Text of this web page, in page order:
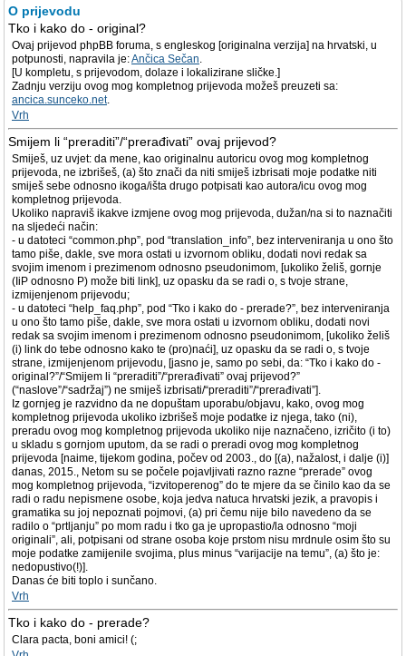
O prijevodu
Tko i kako do - original?
Ovaj prijevod phpBB foruma, s engleskog [originalna verzija] na hrvatski, u
potpunosti, napravila je:Ančica Sečan.
[U kompletu, s prijevodom, dolaze i lokalizirane sličke.]
Zadnju verziju ovog mog kompletnog prijevoda možeš preuzeti sa:
ancica.sunceko.net.
Vrh
Smijem li “preraditi”/“prerađivati” ovaj prijevod?
Smiješ, uz uvjet: da mene, kao originalnu autoricu ovog mog kompletnog
prijevoda, ne izbrišeš, (a) što znači da niti smiješ izbrisati moje podatke niti
smiješ sebe odnosno ikoga/išta drugo potpisati kao autora/icu ovog mog
kompletnog prijevoda.
Ukoliko napraviš ikakve izmjene ovog mog prijevoda, dužan/na si to naznačiti
na sljedeći način:
- u datoteci “common.php”, pod “translation_info”, bez interveniranja u ono što
tamo piše, dakle, sve mora ostati u izvornom obliku, dodati novi redak sa
svojim imenom i prezimenom odnosno pseudonimom, [ukoliko želiš, gornje
(IiP odnosno P) može biti link], uz opasku da se radi o, s tvoje strane,
izmijenjenom prijevodu;
- u datoteci “help_faq.php”, pod “Tko i kako do - prerade?”, bez interveniranja
u ono što tamo piše, dakle, sve mora ostati u izvornom obliku, dodati novi
redak sa svojim imenom i prezimenom odnosno pseudonimom, [ukoliko želiš
(i) link do tebe odnosno kako te (pro)naći], uz opasku da se radi o, s tvoje
strane, izmijenjenom prijevodu, [jasno je, samo po sebi, da: “Tko i kako do -
original?”/“Smijem li “preraditi”/“prerađivati” ovaj prijevod?”
(“naslove”/“sadržaj”) ne smiješ izbrisati/“preraditi”/“prerađivati”].
Iz gornjeg je razvidno da ne dopuštam uporabu/objavu, kako, ovog mog
kompletnog prijevoda ukoliko izbrišeš moje podatke iz njega, tako (ni),
preradu ovog mog kompletnog prijevoda ukoliko nije naznačeno, izričito (i to)
u skladu s gornjom uputom, da se radi o preradi ovog mog kompletnog
prijevoda [naime, tijekom godina, počev od 2003., do [(a), nažalost, i dalje (i)]
danas, 2015., Netom su se počele pojavljivati razno razne “prerade” ovog
mog kompletnog prijevoda, “izvitoperenog” do te mjere da se činilo kao da se
radi o radu nepismene osobe, koja jedva natuca hrvatski jezik, a pravopis i
gramatika su joj nepoznati pojmovi, (a) pri čemu nije bilo navedeno da se
radilo o “prtljanju” po mom radu i tko ga je upropastio/la odnosno “moji
originali”, ali, potpisani od strane osoba koje prstom nisu mrdnule osim što su
moje podatke zamijenile svojima, plus minus “varijacije na temu”, (a) što je:
nedopustivo(!)].
Danas će biti toplo i sunčano.
Vrh
Tko i kako do - prerade?
Clara pacta, boni amici! (;